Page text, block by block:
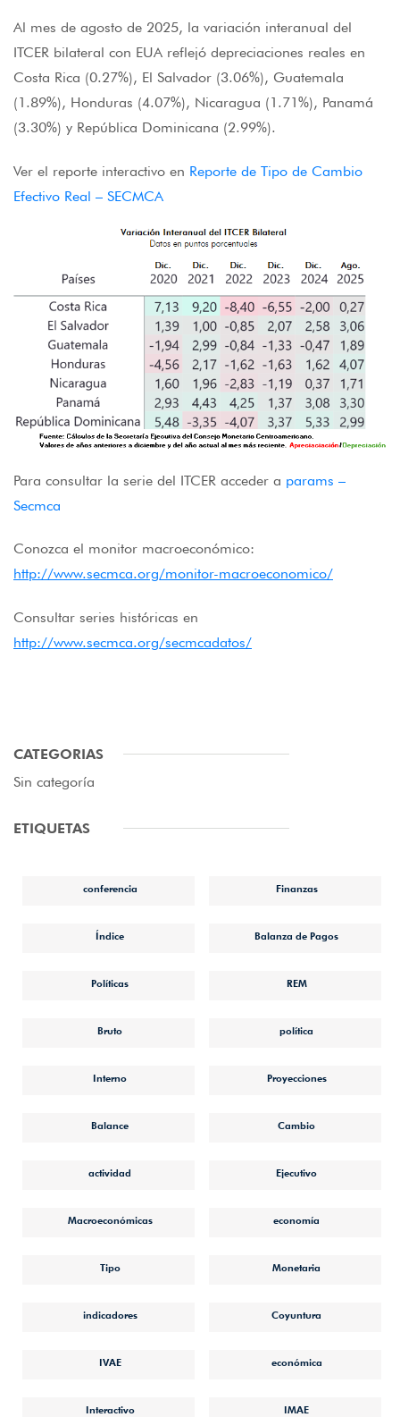
Al mes de agosto de 2025, la variación interanual del
ITCER bilateral con EUA reflejó depreciaciones reales en
Costa Rica (0.27%), El Salvador (3.06%), Guatemala
(1.89%), Honduras (4.07%), Nicaragua (1.71%), Panamá
(3.30%) y República Dominicana (2.99%).
Ver el reporte interactivo en Reporte de Tipo de Cambio
Efectivo Real – SECMCA
Para consultar la serie del ITCER acceder a params –
Secmca
Conozca el monitor macroeconómico:
http://www.secmca.org/monitor-macroeconomico/
Consultar series históricas en
http://www.secmca.org/secmcadatos/
CATEGORIAS
Sin categoría
ETIQUETAS
conferencia Finanzas
Índice Balanza de Pagos
Políticas REM
Bruto política
Interno Proyecciones
Balance Cambio
actividad Ejecutivo
Macroeconómicas economía
Tipo Monetaria
indicadores Coyuntura
IVAE económica
Interactivo IMAE